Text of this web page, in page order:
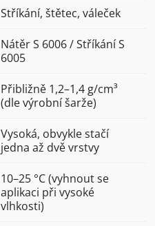
Stříkání, štětec, váleček
Nátěr S 6006 / Stříkání S
6005
Přibližně 1,2–1,4 g/cm³
(dle výrobní šarže)
Vysoká, obvykle stačí
jedna až dvě vrstvy
10–25 °C (vyhnout se
aplikaci při vysoké
vlhkosti)